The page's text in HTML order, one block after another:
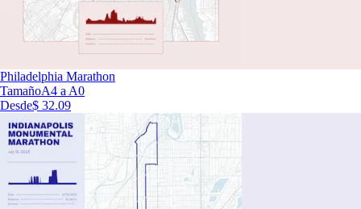
Philadelphia Marathon
TamañoA4 a A0
Desde$ 32.09